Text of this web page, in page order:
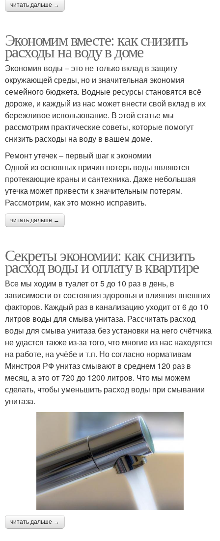
читать дальше →
Экономим вместе: как снизить
расходы на воду в доме
Экономия воды – это не только вклад в защиту
окружающей среды, но и значительная экономия
семейного бюджета. Водные ресурсы становятся всё
дороже, и каждый из нас может внести свой вклад в их
бережливое использование. В этой статье мы
рассмотрим практические советы, которые помогут
снизить расходы на воду в вашем доме.
Ремонт утечек – первый шаг к экономии
Одной из основных причин потерь воды являются
протекающие краны и сантехника. Даже небольшая
утечка может привести к значительным потерям.
Рассмотрим, как это можно исправить.
читать дальше →
Секреты экономии: как снизить
расход воды и оплату в квартире
Все мы ходим в туалет от 5 до 10 раз в день, в
зависимости от состояния здоровья и влияния внешних
факторов. Каждый раз в канализацию уходит от 6 до 10
литров воды для смыва унитаза. Рассчитать расход
воды для смыва унитаза без установки на него счётчика
не удастся также из-за того, что многие из нас находятся
на работе, на учёбе и т.п. Но согласно нормативам
Минстроя РФ унитаз смывают в среднем 120 раз в
месяц, а это от 720 до 1200 литров. Что мы можем
сделать, чтобы уменьшить расход воды при смывании
унитаза.
читать дальше →